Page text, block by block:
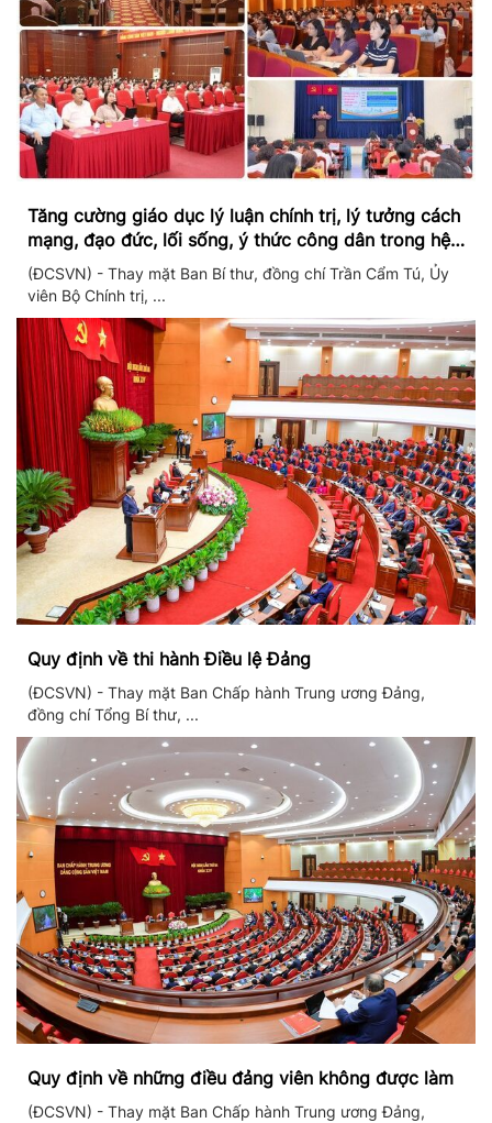
Tăng cường giáo dục lý luận chính trị, lý tưởng cách
mạng, đạo đức, lối sống, ý thức công dân trong hệ
thống giáo dục quốc dân
(ĐCSVN) - Thay mặt Ban Bí thư, đồng chí Trần Cẩm Tú, Ủy
viên Bộ Chính trị, ...
Quy định về thi hành Điều lệ Đảng
(ĐCSVN) - Thay mặt Ban Chấp hành Trung ương Đảng,
đồng chí Tổng Bí thư, ...
Quy định về những điều đảng viên không được làm
(ĐCSVN) - Thay mặt Ban Chấp hành Trung ương Đảng,